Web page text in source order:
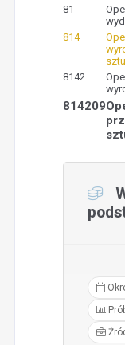
81
814
8142
814209